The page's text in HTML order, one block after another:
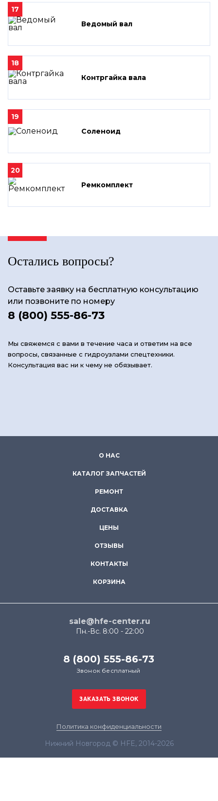
17
Ведомый вал
18
Контргайка вала
19
Соленоид
20
Ремкомплект
Остались вопросы?
Оставьте заявку на бесплатную консультацию
или позвоните по номеру
8 (800) 555-86-73
Мы свяжемся с вами в течение часа и ответим на все
вопросы, связанные с гидроузлами спецтехники.
Консультация вас ни к чему не обязывает.
О НАС
КАТАЛОГ ЗАПЧАСТЕЙ
РЕМОНТ
ДОСТАВКА
ЦЕНЫ
ОТЗЫВЫ
КОНТАКТЫ
КОРЗИНА
sale@hfe-center.ru
Пн.-Вс. 8:00 - 22:00
8 (800) 555-86-73
Звонок бесплатный
Политика конфиденциальности
Нижний Новгород © HFE, 2014-2026